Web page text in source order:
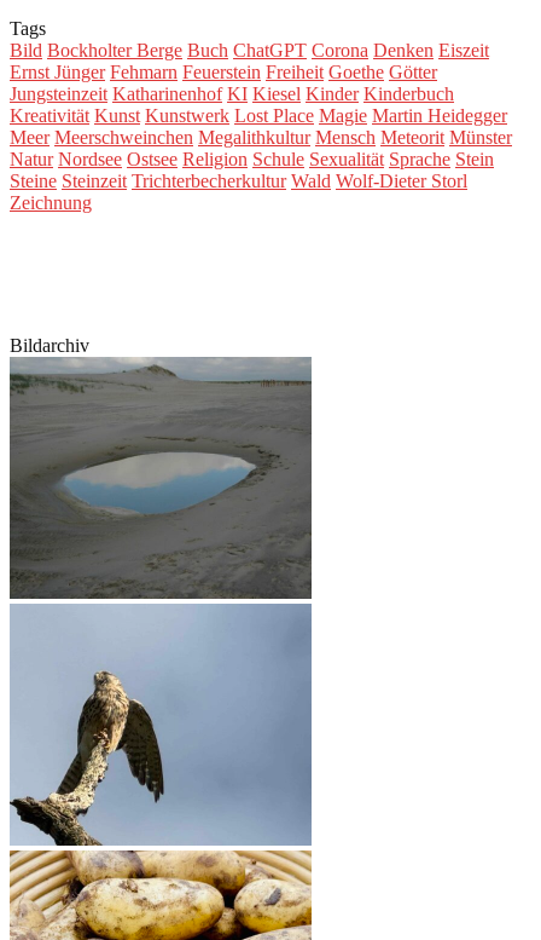
Tags
Bild Bockholter Berge Buch ChatGPT Corona Denken Eiszeit
Ernst Jünger Fehmarn Feuerstein Freiheit Goethe Götter
Jungsteinzeit Katharinenhof KI Kiesel Kinder Kinderbuch
Kreativität Kunst Kunstwerk Lost Place Magie Martin Heidegger
Meer Meerschweinchen Megalithkultur Mensch Meteorit Münster
Natur Nordsee Ostsee Religion Schule Sexualität Sprache Stein
Steine Steinzeit Trichterbecherkultur Wald Wolf-Dieter Storl
Zeichnung
Bildarchiv